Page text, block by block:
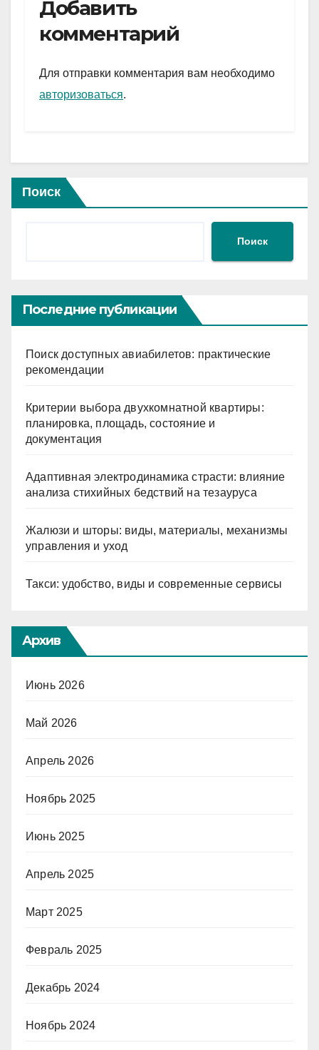
gr
a
m
s
A
p
и
Добавить
комментарий
Для отправки комментария вам необходимо
авторизоваться.
Поиск
Поиск
Последние публикации
Поиск доступных авиабилетов: практические
рекомендации
Критерии выбора двухкомнатной квартиры:
планировка, площадь, состояние и
документация
Адаптивная электродинамика страсти: влияние
анализа стихийных бедствий на тезауруса
Жалюзи и шторы: виды, материалы, механизмы
управления и уход
Такси: удобство, виды и современные сервисы
Архив
Июнь 2026
Май 2026
Апрель 2026
Ноябрь 2025
Июнь 2025
Апрель 2025
Март 2025
Февраль 2025
Декабрь 2024
Ноябрь 2024